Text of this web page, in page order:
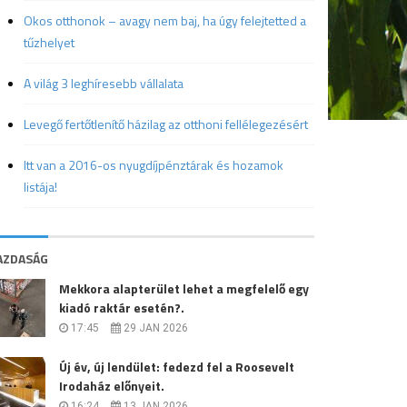
Okos otthonok – avagy nem baj, ha úgy felejtetted a
tűzhelyet
A világ 3 leghíresebb vállalata
Levegő fertőtlenítő házilag az otthoni fellélegezésért
Itt van a 2016-os nyugdíjpénztárak és hozamok
listája!
Mekkora alapterület lehet a megfelelő egy
kiadó raktár esetén?.
17:45 29 JAN 2026
Új év, új lendület: fedezd fel a Roosevelt
Irodaház előnyeit.